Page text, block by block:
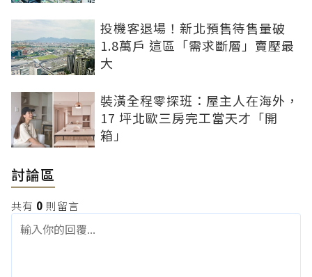
投機客退場！新北預售待售量破
1.8萬戶 這區「需求斷層」賣壓最
大
裝潢全程零探班：屋主人在海外，
17 坪北歐三房完工當天才「開
箱」
討論區
共有 0 則留言